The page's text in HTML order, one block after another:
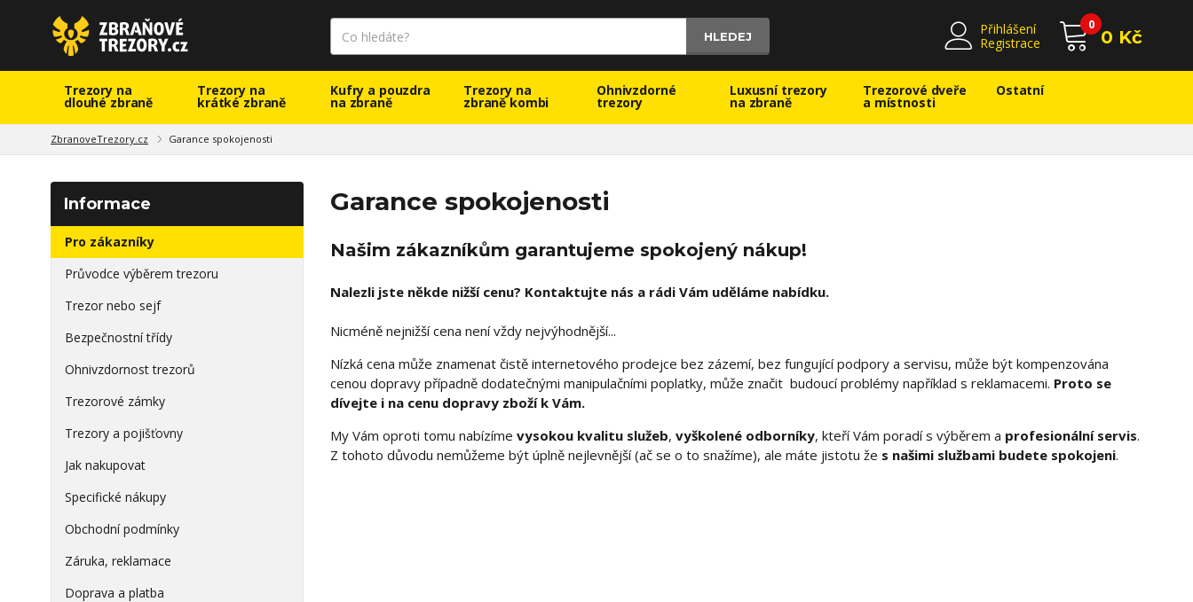
HLEDEJ
Přihlášení
Registrace
0
0 Kč
Trezory na
dlouhé zbraně
Trezory na
krátké zbraně
Kufry a pouzdra
na zbraně
Trezory na
zbraně kombi
Ohnivzdorné
trezory
Luxusní trezory
na zbraně
Trezorové dveře
a místnosti
Ostatní
ZbranoveTrezory.cz Garance spokojenosti
Informace
Pro zákazníky
Průvodce výběrem trezoru
Trezor nebo sejf
Bezpečnostní třídy
Ohnivzdornost trezorů
Trezorové zámky
Trezory a pojišťovny
Jak nakupovat
Specifické nákupy
Obchodní podmínky
Záruka, reklamace
Doprava a platba
Garance spokojenosti
Našim zákazníkům garantujeme spokojený nákup!
Nalezli jste někde nižší cenu? Kontaktujte nás a rádi Vám uděláme nabídku.
Nicméně nejnižší cena není vždy nejvýhodnější...
Nízká cena může znamenat čistě internetového prodejce bez zázemí, bez fungující podpory a servisu, může být kompenzována
cenou dopravy případně dodatečnými manipulačními poplatky, může značit budoucí problémy například s reklamacemi. Proto se
dívejte i na cenu dopravy zboží k Vám.
My Vám oproti tomu nabízíme vysokou kvalitu služeb, vyškolené odborníky, kteří Vám poradí s výběrem a profesionální servis.
Z tohoto důvodu nemůžeme být úplně nejlevnější (ač se o to snažíme), ale máte jistotu že s našimi službami budete spokojeni.